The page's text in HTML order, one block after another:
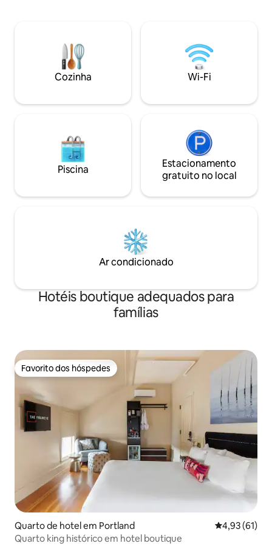
dois andares, com todos os quartos
localizados no segundo andar. Todas as
moradias geminadas têm uma casa de
banho localizada no segundo andar.
de muitas
Beach, como o
Playland Park,
diversões à beira-
Cozinha Wi-Fi
Piscina
Estacionamento
gratuito no local
Ar condicionado
Hotéis boutique adequados para
famílias
Favorito dos hóspedes
Favorito dos hóspedes
Quarto de hotel em Portland Classificação
4,93 (61)
Quarto king histórico em hotel boutique